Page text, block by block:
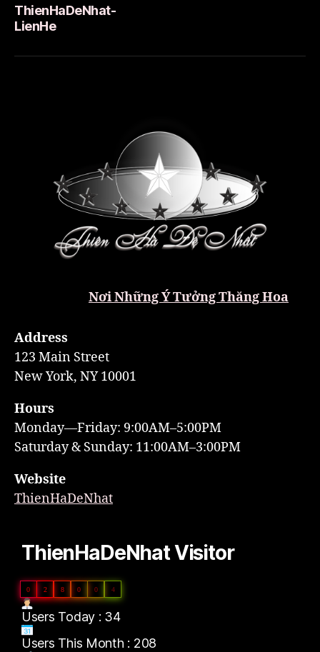
ThienHaDeNhat-
LienHe
Nơi Những Ý Tưởng Thăng Hoa
Address
123 Main Street
New York, NY 10001
Hours
Monday—Friday: 9:00AM–5:00PM
Saturday & Sunday: 11:00AM–3:00PM
Website
ThienHaDeNhat
ThienHaDeNhat Visitor
0 2 8 0 0 4
Users Today : 34
Users This Month : 208